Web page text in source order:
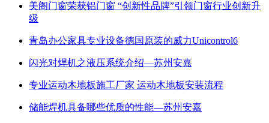
美阁门窗荣获铝门窗 “创新性品牌”引领门窗行业创新升
级
青岛办公家具专业设备德国原装的威力Unicontrol6
闪光对焊机之液压系统介绍—苏州安嘉
专业运动木地板施工厂家 运动木地板安装流程
储能焊机具备哪些优质的性能—苏州安嘉